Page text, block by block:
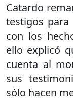
Catardo
testigos
con los
ello explicó
cuenta al
sus
sólo hacen